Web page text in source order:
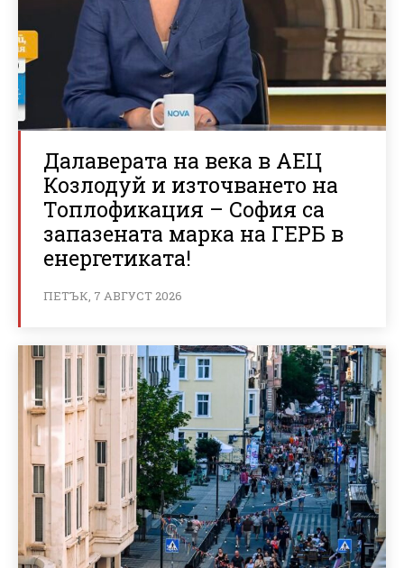
Далаверата на века в АЕЦ
Козлодуй и източването на
Топлофикация – София са
запазената марка на ГЕРБ в
енергетиката!
ПЕТЪК, 7 АВГУСТ 2026